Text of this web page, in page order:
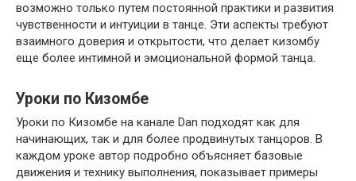
возможно только путем постоянной практики и развития
чувственности и интуиции в танце. Эти аспекты требуют
взаимного доверия и открытости, что делает кизомбу
еще более интимной и эмоциональной формой танца.
Уроки по Кизомбе
Уроки по Кизомбе на канале Dan подходят как для
начинающих, так и для более продвинутых танцоров. В
каждом уроке автор подробно объясняет базовые
движения и технику выполнения, показывает примеры